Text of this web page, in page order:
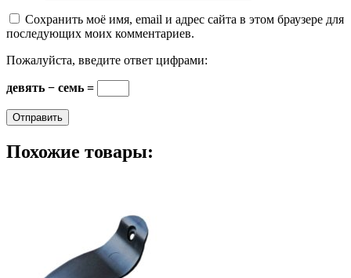
Сохранить моё имя, email и адрес сайта в этом браузере для
последующих моих комментариев.
Пожалуйста, введите ответ цифрами:
девять − семь =
Похожие товары: